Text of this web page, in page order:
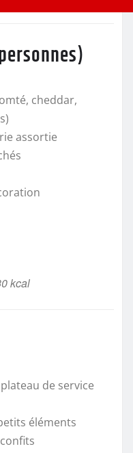
cheddar,
assortie
kcal
de service
éléments